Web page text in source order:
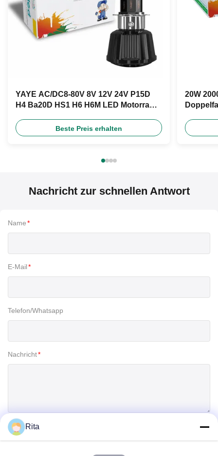
YAYE AC/DC8-80V 8V 12V 24V P15D
H4 Ba20D HS1 H6 H6M LED Motorrad
Beste Preis erhalten
20W
Nachricht zur schnellen Antwort
Name*
E-Mail*
Telefon/Whatsapp
Nachricht*
Rita